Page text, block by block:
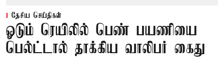
தேசிய செய்திகள்
ஓடும் ரெயிலில் பெண் பயணியை
பெல்ட்டால் தாக்கிய வாலிபர் கைது